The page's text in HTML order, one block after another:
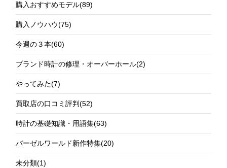
購入おすすめモデル(89)
購入ノウハウ(75)
今週の３本(60)
ブランド時計の修理・オーバーホール(2)
やってみた(7)
買取店の口コミ評判(52)
時計の基礎知識・用語集(63)
バーゼルワールド新作特集(20)
未分類(1)